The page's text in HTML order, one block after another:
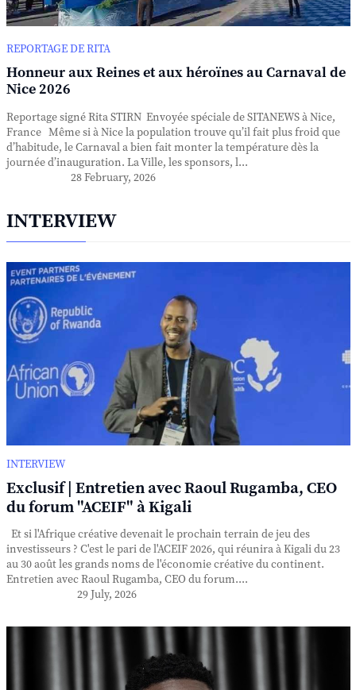
REPORTAGE DE RITA
Honneur aux Reines et aux héroïnes au Carnaval de
Nice 2026
Reportage signé Rita STIRN Envoyée spéciale de SITANEWS à Nice,
France Même si à Nice la population trouve qu’il fait plus froid que
d’habitude, le Carnaval a bien fait monter la température dès la
journée d’inauguration. La Ville, les sponsors, l...
28 February, 2026
INTERVIEW
INTERVIEW
Exclusif | Entretien avec Raoul Rugamba, CEO
du forum "ACEIF" à Kigali
Et si l'Afrique créative devenait le prochain terrain de jeu des
investisseurs ? C'est le pari de l'ACEIF 2026, qui réunira à Kigali du 23
au 30 août les grands noms de l'économie créative du continent.
Entretien avec Raoul Rugamba, CEO du forum....
29 July, 2026